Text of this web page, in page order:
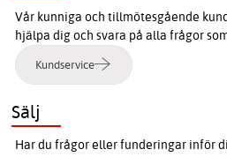
Vår kunniga och tillmötesgående
hjälpa dig och svara på alla frågor
Kundservice
Sälj
Har du frågor eller funderingar inför